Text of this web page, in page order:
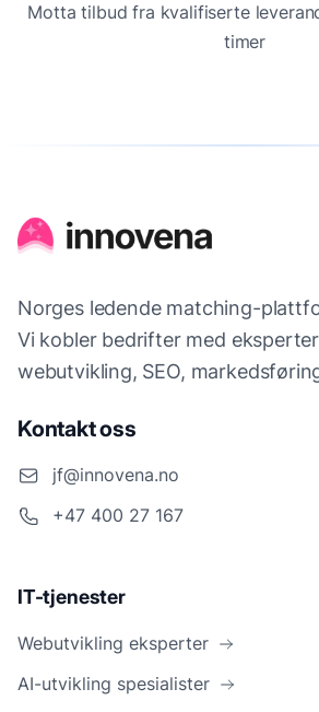
Motta tilbud fra kvalifiserte
timer
Norges ledende matching-
Vi kobler bedrifter med
webutvikling, SEO,
Kontakt oss
jf@innovena.no
+47 400 27 167
IT-tjenester
Webutvikling eksperter
AI-utvikling spesialister